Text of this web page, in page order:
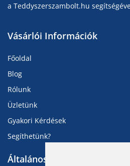
a Teddyszerszambolt.hu
Vásárlói Információk
Főoldal
Blog
Rólunk
Üzletünk
Gyakori Kérdések
Segíthetünk?
Általános Információk